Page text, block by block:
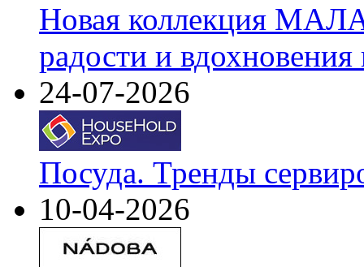
Новая коллекция
радости и
24-07-2026
Посуда. Тренды
10-04-2026